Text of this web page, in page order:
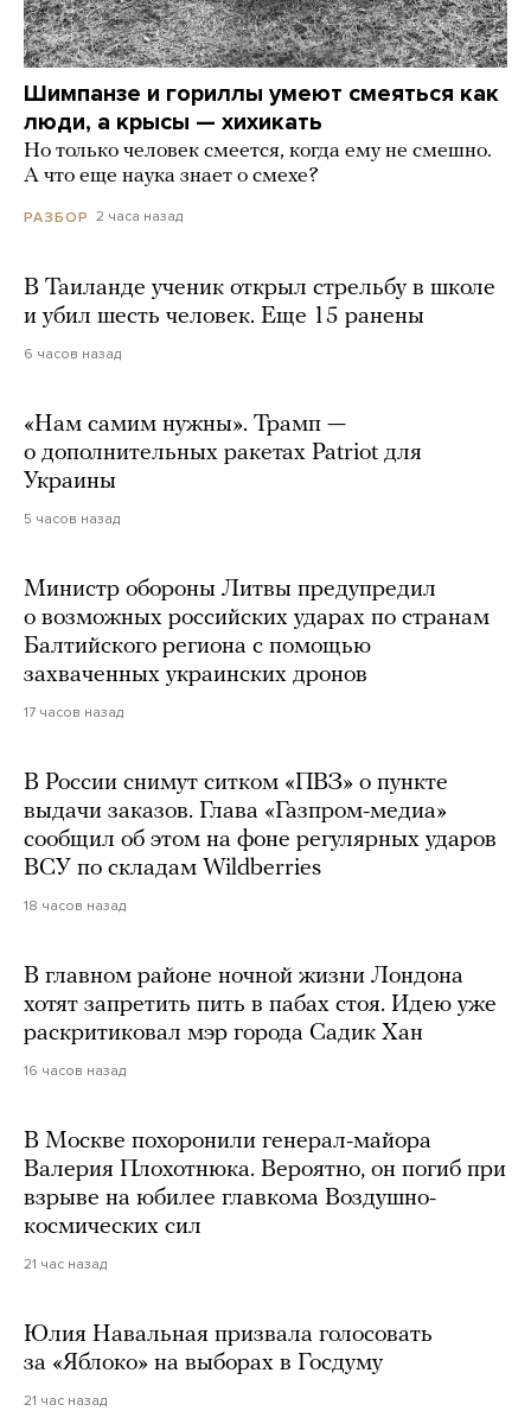
Шимпанзе и гориллы умеют смеяться как
люди, а крысы — хихикать
Но только человек смеется, когда ему не смешно.
А что еще наука знает о смехе?
РАЗБОР 2 часа назад
В Таиланде ученик открыл стрельбу в школе
и убил шесть человек. Еще 15 ранены
6 часов назад
«Нам самим нужны». Трамп —
о дополнительных ракетах Patriot для
Украины
5 часов назад
Министр обороны Литвы предупредил
о возможных российских ударах по странам
Балтийского региона с помощью
захваченных украинских дронов
17 часов назад
В России снимут ситком «ПВЗ» о пункте
выдачи заказов. Глава «Газпром-медиа»
сообщил об этом на фоне регулярных ударов
ВСУ по складам Wildberries
18 часов назад
В главном районе ночной жизни Лондона
хотят запретить пить в пабах стоя. Идею уже
раскритиковал мэр города Садик Хан
16 часов назад
В Москве похоронили генерал-майора
Валерия Плохотнюка. Вероятно, он погиб при
взрыве на юбилее главкома Воздушно-
космических сил
21 час назад
Юлия Навальная призвала голосовать
за «Яблоко» на выборах в Госдуму
21 час назад